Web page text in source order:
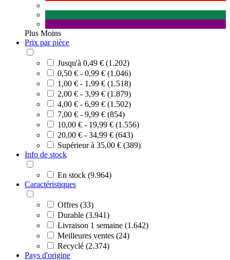
Plus Moins
Prix par pièce
Jusqu'à 0,49 € (1.202)
0,50 € - 0,99 € (1.046)
1,00 € - 1,99 € (1.518)
2,00 € - 3,99 € (1.879)
4,00 € - 6,99 € (1.502)
7,00 € - 9,99 € (854)
10,00 € - 19,99 € (1.556)
20,00 € - 34,99 € (643)
Supérieur à 35,00 € (389)
Info de stock
En stock (9.964)
Caractéristiques
Offres (33)
Durable (3.941)
Livraison 1 semaine (1.642)
Meilleures ventes (24)
Recyclé (2.374)
Pays d'origine